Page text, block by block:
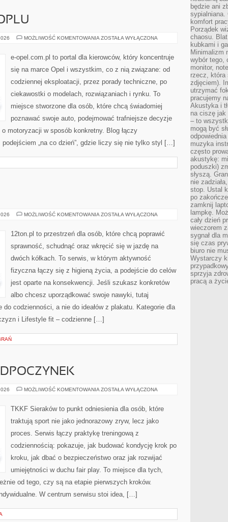
MOŻLIWOŚĆ KOMENTOWANIA CIEKAWOSTKI
ZOSTAŁA WYŁĄCZONA
e-opel.com.pl to portal dla kierowców, który koncentruje
się na marce Opel i wszystkim, co z nią związane: od
codziennej eksploatacji, przez porady techniczne, po
ciekawostki o modelach, rozwiązaniach i rynku. To
miejsce stworzone dla osób, które chcą świadomiej
poznawać swoje auto, podejmować trafniejsze decyzje
motoryzacji w sposób konkretny. Blog łączy
podejściem „na co dzień”, gdzie liczy się nie tylko styl […]
MOŻLIWOŚĆ KOMENTOWANIA TRENINGI
ZOSTAŁA WYŁĄCZONA
12ton.pl to przestrzeń dla osób, które chcą poprawić
sprawność, schudnąć oraz wkręcić się w jazdę na
dwóch kółkach. To serwis, w którym aktywność
fizyczna łączy się z higieną życia, a podejście do celów
jest oparte na konsekwencji. Jeśli szukasz konkretów
albo chcesz uporządkować swoje nawyki, tutaj
codzienności, a nie do ideałów z plakatu. Kategorie dla
i Lifestyle fit – codzienne […]
MOŻLIWOŚĆ KOMENTOWANIA REGENERACJA
ZOSTAŁA WYŁĄCZONA
TKKF Sieraków to punkt odniesienia dla osób, które
traktują sport nie jako jednorazowy zryw, lecz jako
proces. Serwis łączy praktykę treningową z
codziennością: pokazuje, jak budować kondycję krok po
kroku, jak dbać o bezpieczeństwo oraz jak rozwijać
umiejętności w duchu fair play. To miejsce dla tych,
od tego, czy są na etapie pierwszych kroków.
W centrum serwisu stoi idea, […]
będzie ani
sypialniana.
komfort
Porządek
chaosu.
kubkami i
Minimalizm
wybór tego,
monitor,
rzecz, która
zdjęciem).
utrzymać
pracujemy
Akustyka i
na ciszę jak
– to
mogą być
muzyka
często
akustykę:
poduszki)
słyszą.
nie
stop. Ustal
po
zamknij
lampkę.
cały dzień
wieczorem
sygnał dla
się czas
biuro nie
Wystarczy
sprzyja
pracą a